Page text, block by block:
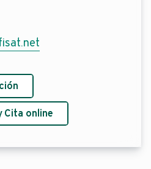
Cita online